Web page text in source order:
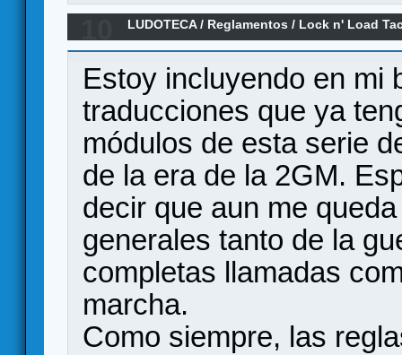
LUDOTECA/ Reglamentos / Lock n' Load
Estoy incluyendo en mi
traducciones que ya
módulos de esta serie
de la era de la 2GM.
decir que aun me
generales tanto de la
completas llamadas
marcha.
Como siempre, las